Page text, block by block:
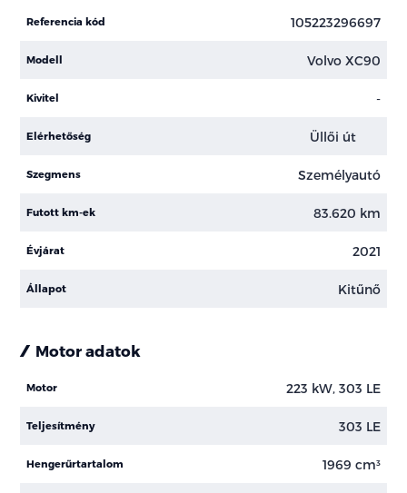
Referencia kód 105223296697
Modell Volvo XC90
Kivitel -
Elérhetőség Üllői út
Szegmens Személyautó
Futott km-ek 83.620 km
Évjárat 2021
Állapot Kitűnő
Motor adatok
Motor 223 kW, 303 LE
Teljesítmény 303 LE
Hengerűrtartalom 1969 cm³